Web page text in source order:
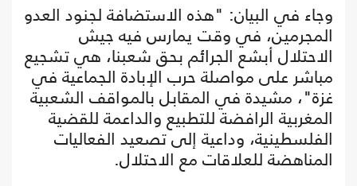
وجاء في البيان: "هذه الاستضافة لجنود العدو
المجرمين، في وقت يمارس فيه جيش
الاحتلال أبشع الجرائم بحق شعبنا، هي تشجيع
مباشر على مواصلة حرب الإبادة الجماعية في
غزة"، مشيدة في المقابل بالمواقف الشعبية
المغربية الرافضة للتطبيع والداعمة للقضية
الفلسطينية، وداعية إلى تصعيد الفعاليات
المناهضة للعلاقات مع الاحتلال.